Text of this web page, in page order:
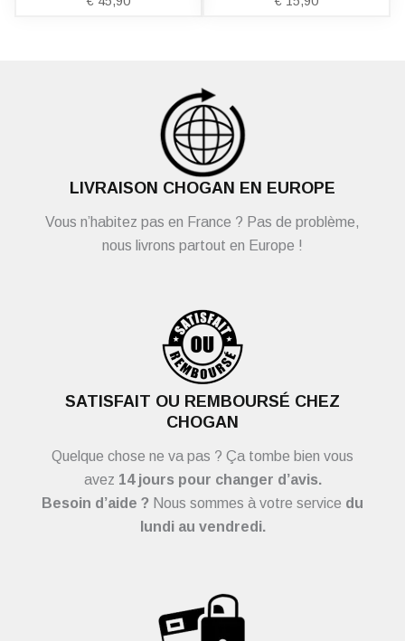
LIVRAISON CHOGAN EN EUROPE
Vous n’habitez pas en France ? Pas de problème,
nous livrons partout en Europe !
SATISFAIT OU REMBOURSÉ CHEZ
CHOGAN
Quelque chose ne va pas ? Ça tombe bien vous
avez 14 jours pour changer d’avis.
Besoin d’aide ? Nous sommes à votre service du
lundi au vendredi.